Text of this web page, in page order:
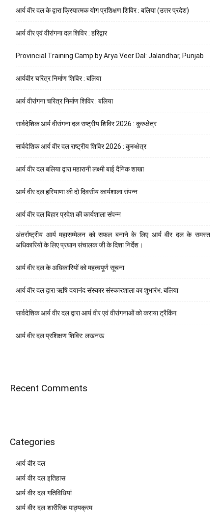
आर्य वीर दल के द्वारा क्रियात्मक योग प्रशिक्षण शिविर : बलिया (उत्तर प्रदेश)
आर्य वीर एवं वीरांगना दल शिविर : हरिद्वार
Provincial Training Camp by Arya Veer Dal: Jalandhar, Punjab
आर्यवीर चरित्र निर्माण शिविर : बलिया
आर्य वीरांगना चरित्र निर्माण शिविर : बलिया
सार्वदेशिक आर्य वीरांगना दल राष्ट्रीय शिविर 2026 : कुरुक्षेत्र
सार्वदेशिक आर्य वीर दल राष्ट्रीय शिविर 2026 : कुरुक्षेत्र
आर्य वीर दल बलिया द्वारा महारानी लक्ष्मी बाई दैनिक शाखा
आर्य वीर दल हरियाणा की दो दिवसीय कार्यशाला संपन्न
आर्य वीर दल बिहार प्रदेश की कार्यशाला संपन्न
अंतर्राष्ट्रीय आर्य महासम्मेलन को सफल बनाने के लिए आर्य वीर दल के समस्त
अधिकारियों के लिए प्रधान संचालक जी के दिशा निर्देश।
आर्य वीर दल के अधिकारियों को महत्वपूर्ण सूचना
आर्य वीर दल द्वारा ऋषि दयानंद संस्कार संस्कारशाला का शुभारंभ: बलिया
सार्वदेशिक आर्य वीर दल द्वारा आर्य वीर एवं वीरांगनाओं को कराया ट्रैकिंग:
आर्य वीर दल प्रशिक्षण शिविर: लखनऊ
Recent Comments
Categories
आर्य वीर दल
आर्य वीर दल इतिहास
आर्य वीर दल गतिविधियां
आर्य वीर दल शारीरिक पाठ्यक्रम